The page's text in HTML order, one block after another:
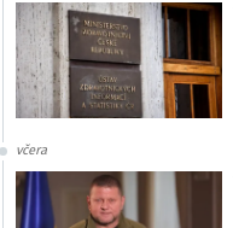
včera